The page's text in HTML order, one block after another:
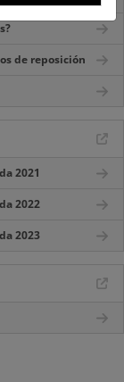
de reposición
2021
2022
2023